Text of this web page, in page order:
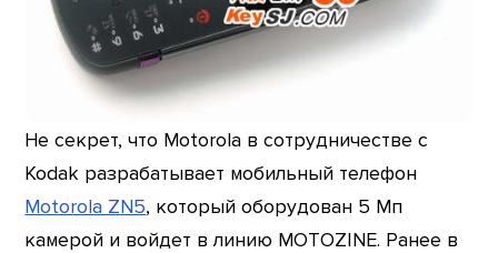
Не секрет, что Motorola в сотрудничестве с
Kodak разрабатывает мобильный телефон
Motorola ZN5, который оборудован 5 Мп
камерой и войдет в линию MOTOZINE. Ранее в